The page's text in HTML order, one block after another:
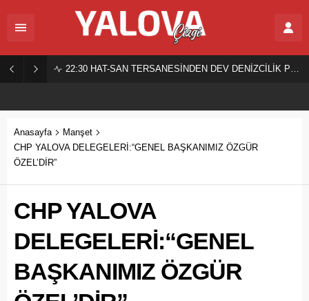
22:30 HAT-SAN TERSANESİNDEN DEV DENİZCİLİK PROJESİ!
Anasayfa
Manşet
CHP YALOVA DELEGELERİ:“GENEL BAŞKANIMIZ ÖZGÜR
ÖZEL’DİR”
CHP YALOVA
DELEGELERİ:“GENEL
BAŞKANIMIZ ÖZGÜR